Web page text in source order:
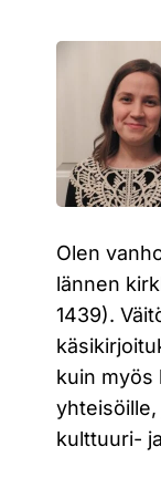
Olen
lännen
1439).
kuin myös
kulttuuri-